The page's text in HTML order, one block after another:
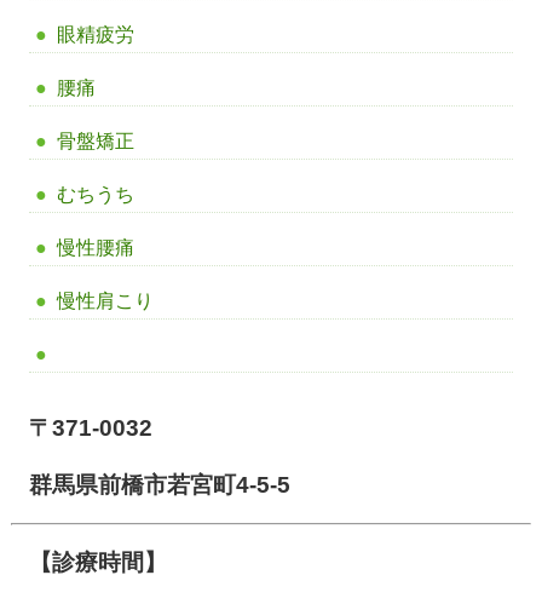
眼精疲労
腰痛
骨盤矯正
むちうち
慢性腰痛
慢性肩こり
〒371-0032
群馬県前橋市若宮町4-5-5
【診療時間】